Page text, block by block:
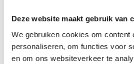
Deze website maakt gebruik van
We gebruiken cookies om content
personaliseren, om functies voor
en om ons websiteverkeer te